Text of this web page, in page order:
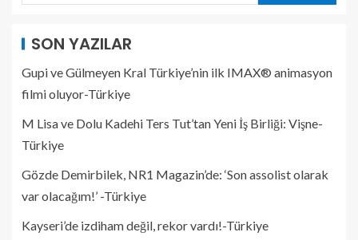
SON YAZILAR
Gupi ve Gülmeyen Kral Türkiye’nin ilk IMAX® animasyon
filmi oluyor-Türkiye
M Lisa ve Dolu Kadehi Ters Tut’tan Yeni İş Birliği: Vişne-
Türkiye
Gözde Demirbilek, NR1 Magazin’de: ‘Son assolist olarak
var olacağım!’ -Türkiye
Kayseri’de izdiham değil, rekor vardı!-Türkiye